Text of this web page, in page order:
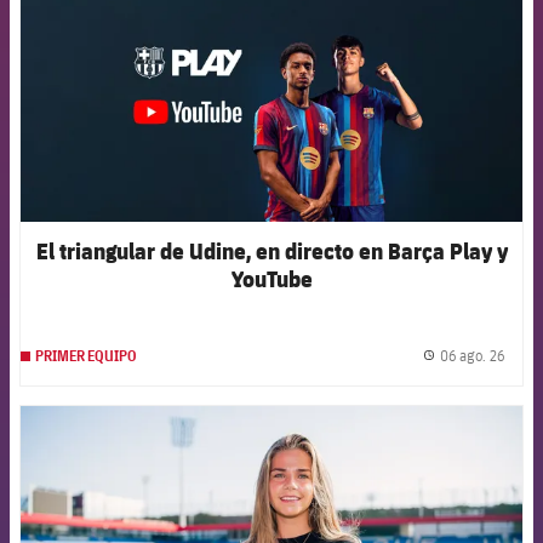
El triangular de Udine, en directo en Barça Play y
YouTube
PRIMER EQUIPO 06 ago. 26